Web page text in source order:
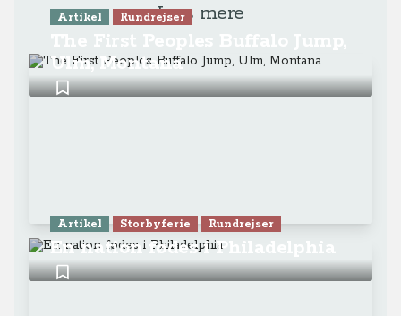
Læs mere
Artikel Rundrejser
Ulm, Montana
Artikel Storbyferie Rundrejser
En nation fødes i Philadelphia